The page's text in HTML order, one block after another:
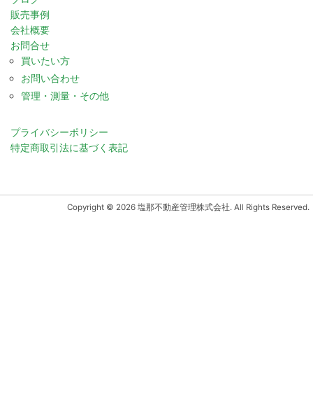
販売事例
会社概要
お問合せ
買いたい方
お問い合わせ
管理・測量・その他
プライバシーポリシー
特定商取引法に基づく表記
Copyright © 2026 塩那不動産管理株式会社. All Rights Reserved.